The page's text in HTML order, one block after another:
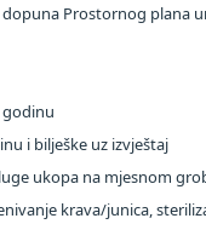
dopuna Prostornog plana
godinu
i bilješke uz izvještaj
ukopa na mjesnom
krava/junica,